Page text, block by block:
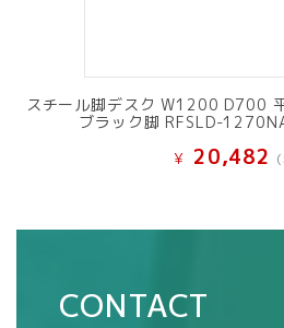
スチール脚デスク W1200 D700
ブラック脚 RFSLD-
¥ 20,482 (
CONTACT